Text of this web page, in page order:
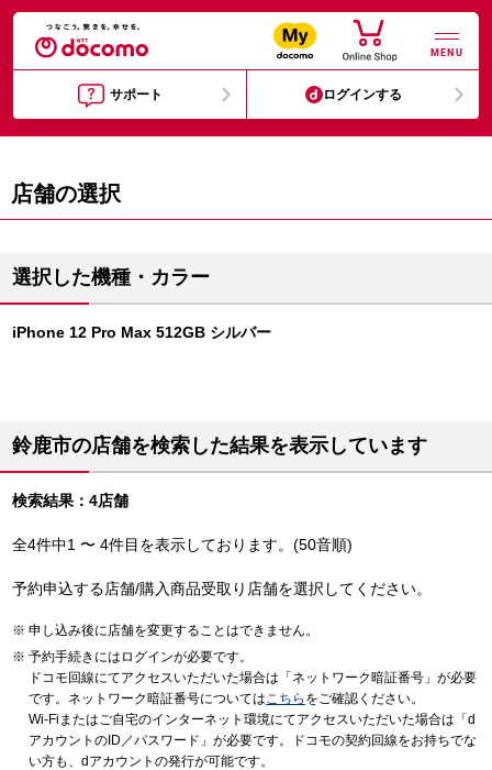
MENU
サポート ログインする
店舗の選択
選択した機種・カラー
iPhone 12 Pro Max 512GB シルバー
鈴鹿市の店舗を検索した結果を表示しています
検索結果：4店舗
全4件中1 〜 4件目を表示しております。(50音順)
予約申込する店舗/購入商品受取り店舗を選択してください。
申し込み後に店舗を変更することはできません。
予約手続きにはログインが必要です。
ドコモ回線にてアクセスいただいた場合は「ネットワーク暗証番号」が必要
です。ネットワーク暗証番号についてはこちら をご確認ください。
Wi-Fiまたはご自宅のインターネット環境にてアクセスいただいた場合は「d
アカウントのID／パスワード」が必要です。ドコモの契約回線をお持ちでな
い方も、dアカウントの発行が可能です。